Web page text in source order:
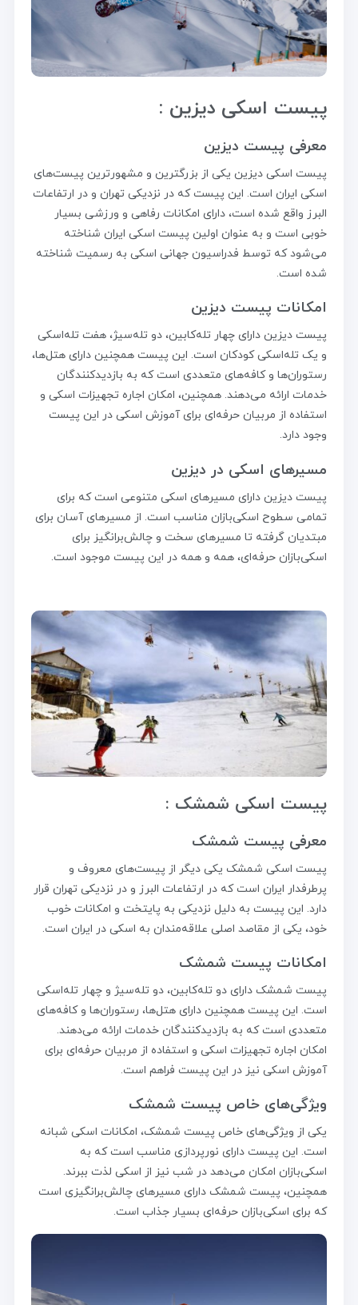
پیست اسکی دیزین :
معرفی پیست دیزین
پیست اسکی دیزین یکی از بزرگترین و مشهورترین پیست‌های
اسکی ایران است. این پیست که در نزدیکی تهران و در ارتفاعات
البرز واقع شده است، دارای امکانات رفاهی و ورزشی بسیار
خوبی است و به عنوان اولین پیست اسکی ایران شناخته
می‌شود که توسط فدراسیون جهانی اسکی به رسمیت شناخته
شده است.
امکانات پیست دیزین
پیست دیزین دارای چهار تله‌کابین، دو تله‌سیژ، هفت تله‌اسکی
و یک تله‌اسکی کودکان است. این پیست همچنین دارای هتل‌ها،
رستوران‌ها و کافه‌های متعددی است که به بازدیدکنندگان
خدمات ارائه می‌دهند. همچنین، امکان اجاره تجهیزات اسکی و
استفاده از مربیان حرفه‌ای برای آموزش اسکی در این پیست
وجود دارد.
مسیرهای اسکی در دیزین
پیست دیزین دارای مسیرهای اسکی متنوعی است که برای
تمامی سطوح اسکی‌بازان مناسب است. از مسیرهای آسان برای
مبتدیان گرفته تا مسیرهای سخت و چالش‌برانگیز برای
اسکی‌بازان حرفه‌ای، همه و همه در این پیست موجود است.
پیست اسکی شمشک :
معرفی پیست شمشک
پیست اسکی شمشک یکی دیگر از پیست‌های معروف و
پرطرفدار ایران است که در ارتفاعات البرز و در نزدیکی تهران قرار
دارد. این پیست به دلیل نزدیکی به پایتخت و امکانات خوب
خود، یکی از مقاصد اصلی علاقه‌مندان به اسکی در ایران است.
امکانات پیست شمشک
پیست شمشک دارای دو تله‌کابین، دو تله‌سیژ و چهار تله‌اسکی
است. این پیست همچنین دارای هتل‌ها، رستوران‌ها و کافه‌های
متعددی است که به بازدیدکنندگان خدمات ارائه می‌دهند.
امکان اجاره تجهیزات اسکی و استفاده از مربیان حرفه‌ای برای
آموزش اسکی نیز در این پیست فراهم است.
ویژگی‌های خاص پیست شمشک
یکی از ویژگی‌های خاص پیست شمشک، امکانات اسکی شبانه
است. این پیست دارای نورپردازی مناسب است که به
اسکی‌بازان امکان می‌دهد در شب نیز از اسکی لذت ببرند.
همچنین، پیست شمشک دارای مسیرهای چالش‌برانگیزی است
که برای اسکی‌بازان حرفه‌ای بسیار جذاب است.